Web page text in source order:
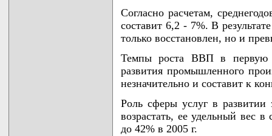
Согласно расчетам,
составит 6,2 - 7%. В
только восстановлен, но и
Темпы роста ВВП в первую
развития промышленного
незначительно и составит к
Роль сферы услуг в развитии
возрастать, ее удельный вес
до 42% в 2005 г.